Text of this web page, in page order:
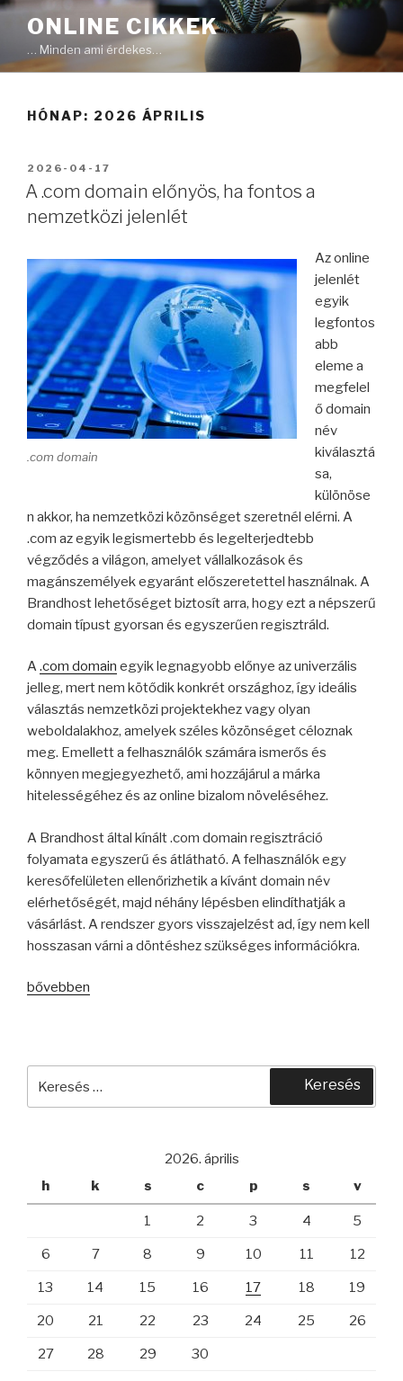
Tartalomhoz
ONLINE CIKKEK
… Minden ami érdekes…
HÓNAP: 2026 ÁPRILIS
BEKÜLDVE:
2026-04-17
A .com domain előnyös, ha fontos a
nemzetközi jelenlét
.com domain
Az online
jelenlét
egyik
legfontos
abb
eleme a
megfelel
ő domain
név
kiválasztá
sa,
különöse
n akkor, ha nemzetközi közönséget szeretnél elérni. A
.com az egyik legismertebb és legelterjedtebb
végződés a világon, amelyet vállalkozások és
magánszemélyek egyaránt előszeretettel használnak. A
Brandhost lehetőséget biztosít arra, hogy ezt a népszerű
domain típust gyorsan és egyszerűen regisztráld.
A.com domain egyik legnagyobb előnye az univerzális
jelleg, mert nem kötődik konkrét országhoz, így ideális
választás nemzetközi projektekhez vagy olyan
weboldalakhoz, amelyek széles közönséget céloznak
meg. Emellett a felhasználók számára ismerős és
könnyen megjegyezhető, ami hozzájárul a márka
hitelességéhez és az online bizalom növeléséhez.
A Brandhost által kínált .com domain regisztráció
folyamata egyszerű és átlátható. A felhasználók egy
keresőfelületen ellenőrizhetik a kívánt domain név
elérhetőségét, majd néhány lépésben elindíthatják a
vásárlást. A rendszer gyors visszajelzést ad, így nem kell
hosszasan várni a döntéshez szükséges információkra.
“A
fontos
bővebben
Keresés
2026. április
h
k s c p s v
1 2 3 4 5
6 7 8 9 10 11 12
13 14 15 16 17 18 19
20 21 22 23 24 25 26
27 28 29 30